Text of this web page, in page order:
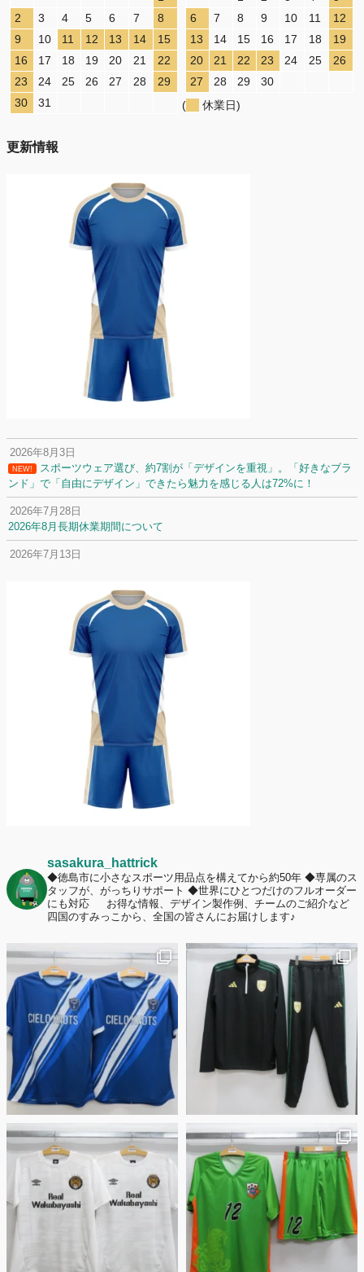
2
3 4 5 6 7
8
9
10 11 12 13 14
15
16
17 18 19 20 21
22
23
24 25 26 27 28
29
30
31
6
7 8 9 10 11
12
13
14 15 16 17 18
19
20
21 22 23 24 25
26
27
28 29
30
(
休業日)
更新情報
2026年8月3日
NEW!
スポーツウェア選び、約7割が「デザインを重視」。「好きなブラ
ンド」で「自由にデザイン」できたら魅力を感じる人は72%に！
2026年7月28日
2026年8月長期休業期間について
2026年7月13日
名前入りユニフォームで子どもの自信が「プラスになった」と感じた保
護者は約67%！「やや高いと感じたが納得して購入した」と価値を実感
する声も32.7%に！
応援ユニフォーム、約53％が「会場に一体感があってよい」と回答。チ
ームへの愛情が伝わる応援スタイルとは？
sasakura_hattrick
◆徳島市に小さなスポーツ用品点を構えてから約50年 ◆専属のス
タッフが、がっちりサポート ◆世界にひとつだけのフルオーダー
にも対応
お得な情報、デザイン製作例、チームのご紹介など
四国のすみっこから、全国の皆さんにお届けします♪